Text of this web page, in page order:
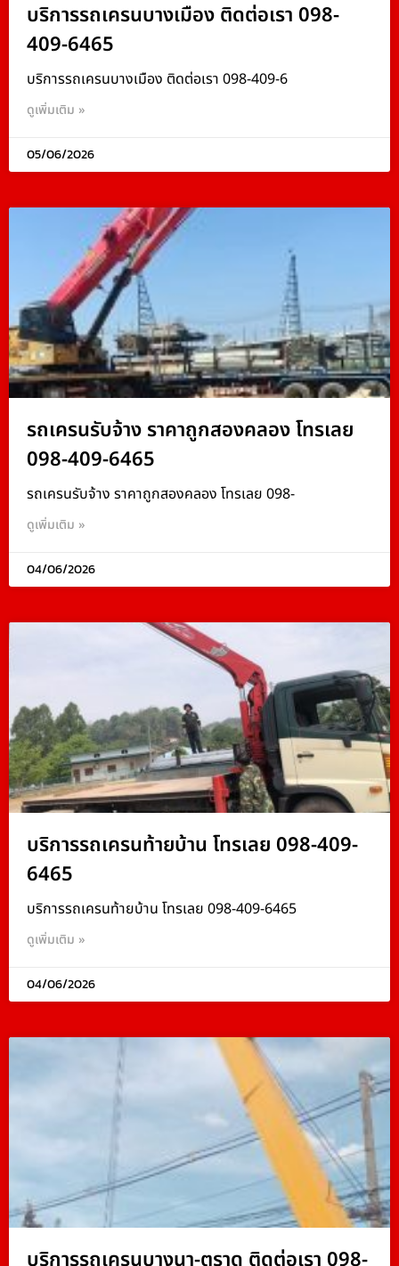
บริการรถเครนบางเมือง ติดต่อเรา 098-
409-6465
บริการรถเครนบางเมือง ติดต่อเรา 098-409-6
ดูเพิ่มเติม »
05/06/2026
รถเครนรับจ้าง ราคาถูกสองคลอง โทรเลย
098-409-6465
รถเครนรับจ้าง ราคาถูกสองคลอง โทรเลย 098-
ดูเพิ่มเติม »
04/06/2026
บริการรถเครนท้ายบ้าน โทรเลย 098-409-
6465
บริการรถเครนท้ายบ้าน โทรเลย 098-409-6465
ดูเพิ่มเติม »
04/06/2026